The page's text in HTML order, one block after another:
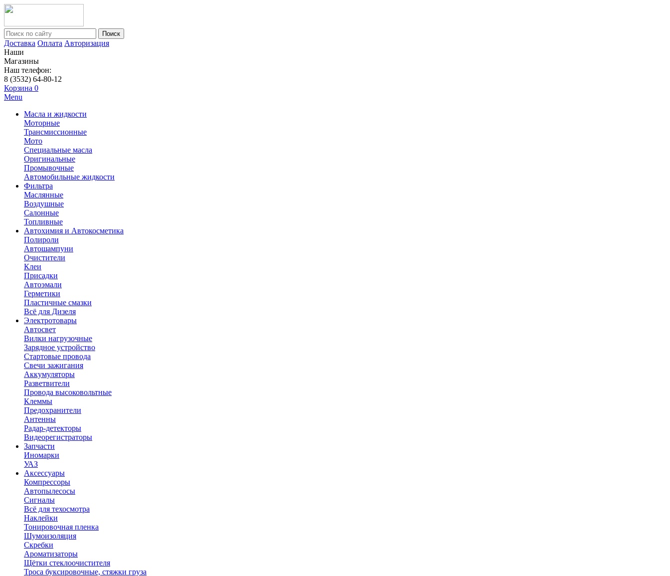
Поиск
Доставка Оплата Авторизация
Наши
Магазины
Наш телефон:
8 (3532) 64-80-12
Корзина 0
Menu
Масла и жидкости
Моторные
Трансмиссионные
Мото
Специальные масла
Оригинальные
Промывочные
Автомобильные жидкости
Фильтра
Маслянные
Воздушные
Салонные
Топливные
Автохимия и Автокосметика
Полироли
Автошампуни
Очистители
Клеи
Присадки
Автоэмали
Герметики
Пластичные смазки
Всё для Дизеля
Электротовары
Автосвет
Вилки нагрузочные
Зарядное устройство
Стартовые провода
Свечи зажигания
Аккумуляторы
Разветвители
Провода высоковольтные
Клеммы
Предохранители
Антенны
Радар-детекторы
Видеорегистраторы
Запчасти
Иномарки
УАЗ
Аксесcуары
Компрессоры
Автопылесосы
Сигналы
Всё для техосмотра
Наклейки
Тонировочная пленка
Шумоизоляция
Скребки
Ароматизаторы
Щётки стеклоочистителя
Троса буксировочные, стяжки груза